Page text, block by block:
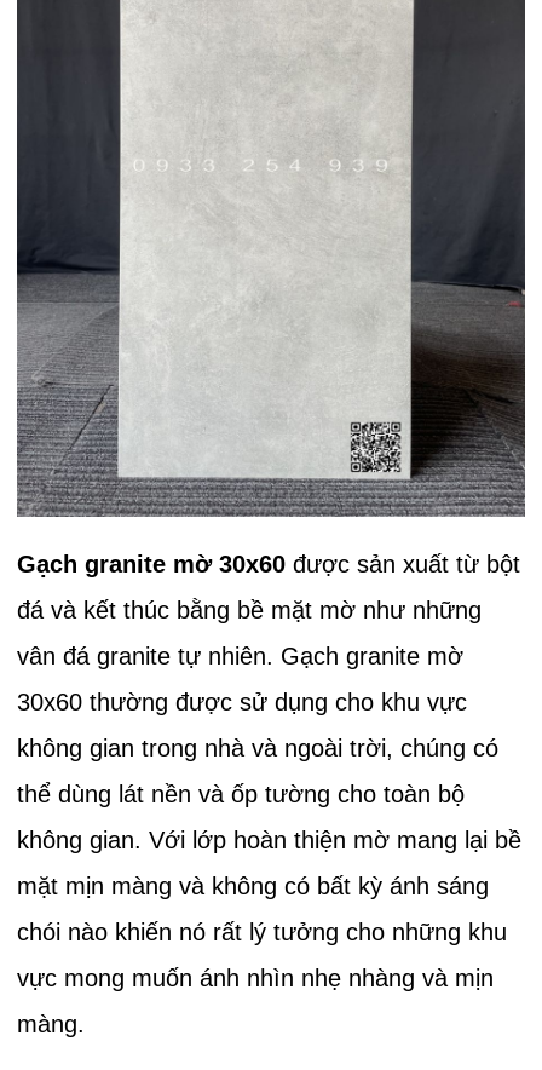
Gạch granite mờ 30x60 được sản xuất từ bột
đá và kết thúc bằng bề mặt mờ như những
vân đá granite tự nhiên. Gạch granite mờ
30x60 thường được sử dụng cho khu vực
không gian trong nhà và ngoài trời, chúng có
thể dùng lát nền và ốp tường cho toàn bộ
không gian. Với lớp hoàn thiện mờ mang lại bề
mặt mịn màng và không có bất kỳ ánh sáng
chói nào khiến nó rất lý tưởng cho những khu
vực mong muốn ánh nhìn nhẹ nhàng và mịn
màng.